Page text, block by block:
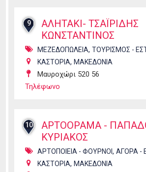
9
ΑΛΗΤΑΚΙ- ΤΣΑΪΡΙΔΗΣ
ΚΩΝΣΤΑΝΤΙΝΟΣ
ΜΕΖΕΔΟΠΩΛΕΙΑ, ΤΟΥΡΙΣΜΟΣ -
ΚΑΣΤΟΡΙΑ, ΜΑΚΕΔΟΝΙΑ
Μαυροχώρι 520 56
Τηλέφωνο
10
ΑΡΤΟΟΡΑΜΑ -
ΚΥΡΙΑΚΟΣ
ΑΡΤΟΠΟΙΕΙΑ - ΦΟΥΡΝΟΙ , ΑΓΟΡΑ -
ΚΑΣΤΟΡΙΑ, ΜΑΚΕΔΟΝΙΑ